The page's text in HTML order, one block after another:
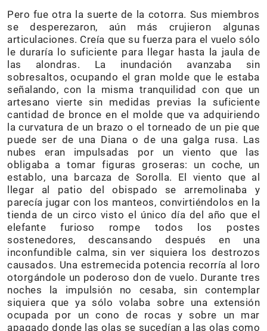
Pero fue otra la suerte de la cotorra. Sus miembros
se desperezaron, aún más crujieron algunas
articulaciones. Creía que su fuerza para el vuelo sólo
le duraría lo suficiente para llegar hasta la jaula de
las alondras. La inundación avanzaba sin
sobresaltos, ocupando el gran molde que le estaba
señalando, con la misma tranquilidad con que un
artesano vierte sin medidas previas la suficiente
cantidad de bronce en el molde que va adquiriendo
la curvatura de un brazo o el torneado de un pie que
puede ser de una Diana o de una galga rusa. Las
nubes eran impulsadas por un viento que las
obligaba a tomar figuras groseras: un coche, un
establo, una barcaza de Sorolla. El viento que al
llegar al patio del obispado se arremolinaba y
parecía jugar con los manteos, convirtiéndolos en la
tienda de un circo visto el único día del año que el
elefante furioso rompe todos los postes
sostenedores, descansando después en una
inconfundible calma, sin ver siquiera los destrozos
causados. Una estremecida potencia recorría al loro
otorgándole un poderoso don de vuelo. Durante tres
noches la impulsión no cesaba, sin contemplar
siquiera que ya sólo volaba sobre una extensión
ocupada por un cono de rocas y sobre un mar
apagado donde las olas se sucedían a las olas como